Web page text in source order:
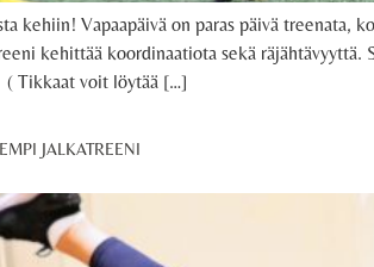
kehiin! Vapaapäivä on paras päivä treenata,
kehittää koordinaatiota sekä
( Tikkaat voit löytää […]
JALKATREENI